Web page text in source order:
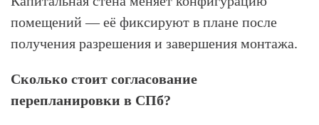
помещений — её фиксируют в плане после
получения разрешения и завершения монтажа.
Сколько стоит согласование
перепланировки в СПб?